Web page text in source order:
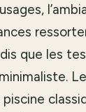
que les